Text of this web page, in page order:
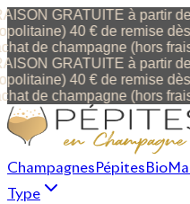
GRATUITE à partir
40 € de remise dès
de champagne (hors
GRATUITE à partir
40 € de remise dès
de champagne (hors
ChampagnesPépitesBio
Type